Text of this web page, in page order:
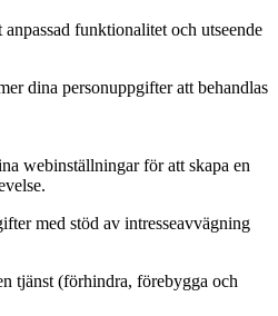
funktionalitet och utseende
dina personuppgifter att behandlas
webinställningar för att skapa en
med stöd av intresseavvägning
tjänst (förhindra, förebygga och